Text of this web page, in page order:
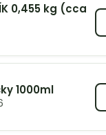
0,455 kg (cca
1000ml